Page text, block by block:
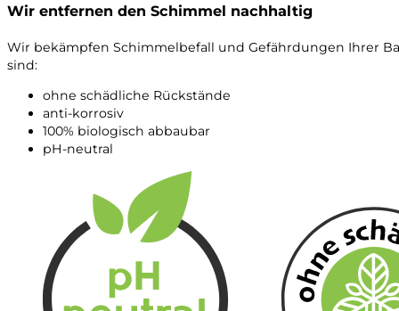
Wir entfernen den Schimmel nachhaltig
Wir bekämpfen Schimmelbefall und Gefährdungen Ihrer
sind:
ohne schädliche Rückstände
anti-korrosiv
100% biologisch abbaubar
pH-neutral